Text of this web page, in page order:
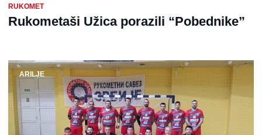
RUKOMET
Rukometaši Užica porazili “Pobednike”
ARILJE